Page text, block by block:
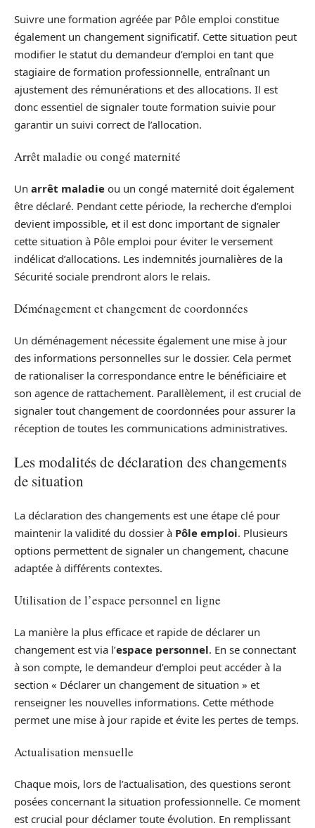
Suivre une formation agréée par Pôle emploi constitue
également un changement significatif. Cette situation peut
modifier le statut du demandeur d’emploi en tant que
stagiaire de formation professionnelle, entraînant un
ajustement des rémunérations et des allocations. Il est
donc essentiel de signaler toute formation suivie pour
garantir un suivi correct de l’allocation.
Arrêt maladie ou congé maternité
Un arrêt maladie ou un congé maternité doit également
être déclaré. Pendant cette période, la recherche d’emploi
devient impossible, et il est donc important de signaler
cette situation à Pôle emploi pour éviter le versement
indélicat d’allocations. Les indemnités journalières de la
Sécurité sociale prendront alors le relais.
Déménagement et changement de coordonnées
Un déménagement nécessite également une mise à jour
des informations personnelles sur le dossier. Cela permet
de rationaliser la correspondance entre le bénéficiaire et
son agence de rattachement. Parallèlement, il est crucial de
signaler tout changement de coordonnées pour assurer la
réception de toutes les communications administratives.
Les modalités de déclaration des changements
de situation
La déclaration des changements est une étape clé pour
maintenir la validité du dossier à Pôle emploi. Plusieurs
options permettent de signaler un changement, chacune
adaptée à différents contextes.
Utilisation de l’espace personnel en ligne
La manière la plus efficace et rapide de déclarer un
changement est via l’espace personnel. En se connectant
à son compte, le demandeur d’emploi peut accéder à la
section « Déclarer un changement de situation » et
renseigner les nouvelles informations. Cette méthode
permet une mise à jour rapide et évite les pertes de temps.
Actualisation mensuelle
Chaque mois, lors de l’actualisation, des questions seront
posées concernant la situation professionnelle. Ce moment
est crucial pour déclamer toute évolution. En remplissant